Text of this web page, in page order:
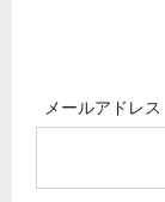
メールアドレス